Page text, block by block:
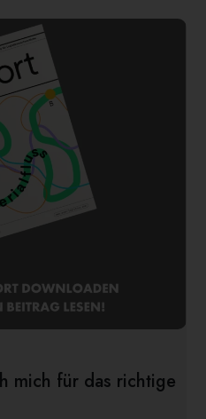
mich für das richtige